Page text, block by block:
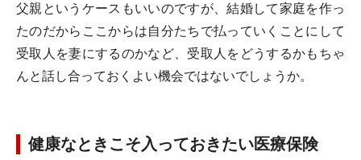
父親というケースもいいのですが、結婚して家庭を作っ
たのだからここからは自分たちで払っていくことにして
受取人を妻にするのかなど、受取人をどうするかもちゃ
んと話し合っておくよい機会ではないでしょうか。
健康なときこそ入っておきたい医療保険